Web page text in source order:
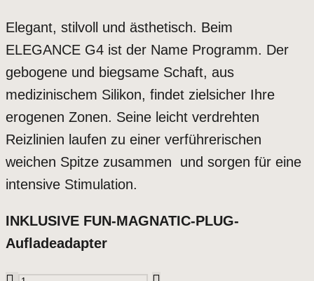
Elegant, stilvoll und ästhetisch. Beim
ELEGANCE G4 ist der Name Programm. Der
gebogene und biegsame Schaft, aus
medizinischem Silikon, findet zielsicher Ihre
erogenen Zonen. Seine leicht verdrehten
Reizlinien laufen zu einer verführerischen
weichen Spitze zusammen und sorgen für eine
intensive Stimulation.
INKLUSIVE FUN-MAGNATIC-PLUG-
Aufladeadapter